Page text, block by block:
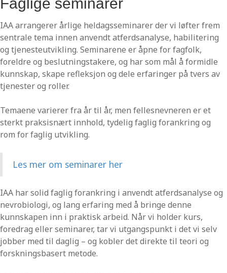
IAA arrangerer årlige heldagsseminarer der vi løfter frem
sentrale tema innen anvendt atferdsanalyse, habilitering
og tjenesteutvikling. Seminarene er åpne for fagfolk,
foreldre og beslutningstakere, og har som mål å formidle
kunnskap, skape refleksjon og dele erfaringer på tvers av
tjenester og roller.
Temaene varierer fra år til år, men fellesnevneren er et
sterkt praksisnært innhold, tydelig faglig forankring og
rom for faglig utvikling.
Les mer om seminarer her
IAA har solid faglig forankring i anvendt atferdsanalyse og
nevrobiologi, og lang erfaring med å bringe denne
kunnskapen inn i praktisk arbeid. Når vi holder kurs,
foredrag eller seminarer, tar vi utgangspunkt i det vi selv
jobber med til daglig – og kobler det direkte til teori og
forskningsbasert metode.